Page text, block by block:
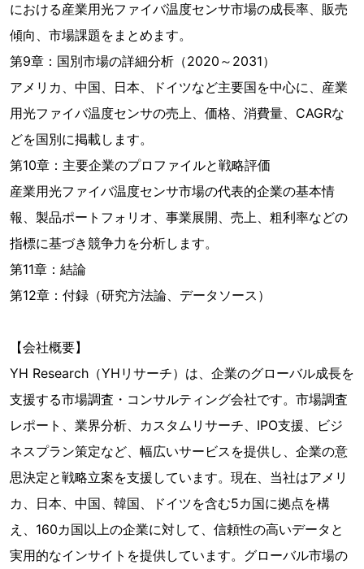
における産業用光ファイバ温度センサ市場の成長率、販売
傾向、市場課題をまとめます。
第9章：国別市場の詳細分析（2020～2031）
アメリカ、中国、日本、ドイツなど主要国を中心に、産業
用光ファイバ温度センサの売上、価格、消費量、CAGRな
どを国別に掲載します。
第10章：主要企業のプロファイルと戦略評価
産業用光ファイバ温度センサ市場の代表的企業の基本情
報、製品ポートフォリオ、事業展開、売上、粗利率などの
指標に基づき競争力を分析します。
第11章：結論
第12章：付録（研究方法論、データソース）
【会社概要】
YH Research（YHリサーチ）は、企業のグローバル成長を
支援する市場調査・コンサルティング会社です。市場調査
レポート、業界分析、カスタムリサーチ、IPO支援、ビジ
ネスプラン策定など、幅広いサービスを提供し、企業の意
思決定と戦略立案を支援しています。現在、当社はアメリ
カ、日本、中国、韓国、ドイツを含む5カ国に拠点を構
え、160カ国以上の企業に対して、信頼性の高いデータと
実用的なインサイトを提供しています。グローバル市場の